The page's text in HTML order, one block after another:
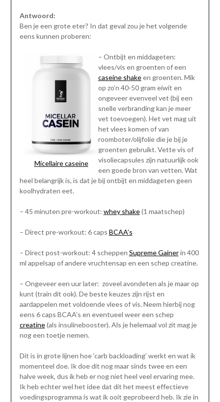
Antwoord:
Ben je een grote eter? In dat geval zou je het volgende
eens kunnen proberen:
Micellaire caseïne
– Ontbijt en middageten:
vlees/vis en groenten of een
caseine shakeen groenten. Mik
op zo’n 40-50 gram eiwit en
ongeveer evenveel vet (bij een
snelle verbranding kan je meer
vet toevoegen). Het vet mag uit
het vlees komen of van
roomboter/olijfolie die je bij je
groenten gebruikt. Vette vis of
visoliecapsules zijn natuurlijk ook
een goede bron van vetten. Wat
heel belangrijk is, is dat je bij ontbijt en middageten geen
koolhydraten eet.
– 45 minuten pre-workout: whey shake(1 maatschep)
– Direct pre-workout: 6 caps BCAA’s
– Direct post-workout: 4 scheppen Supreme Gainerin 400
ml appelsap of andere vruchtensap en een schep creatine.
– Ongeveer een uur later: zoveel avondeten als je maar op
kunt (train dit ook). De beste keuzes zijn rijst en
aardappelen met voldoende vlees of vis. Neem hierbij nog
eens 6 caps BCAA’s en eventueel weer een schep
creatine(als insulinebooster). Als je helemaal vol zit mag je
nog een toetje nemen.
Dit is in grote lijnen hoe ‘carb backloading’ werkt en wat ik
momenteel doe. Ik doe dit nog maar sinds twee en een
halve week, dus ik heb er nog niet heel veel ervaring mee.
Ik heb echter wel het idee dat dit het meest effectieve
voedingsprogramma is wat ik ooit geprobeerd heb. Ik zie in